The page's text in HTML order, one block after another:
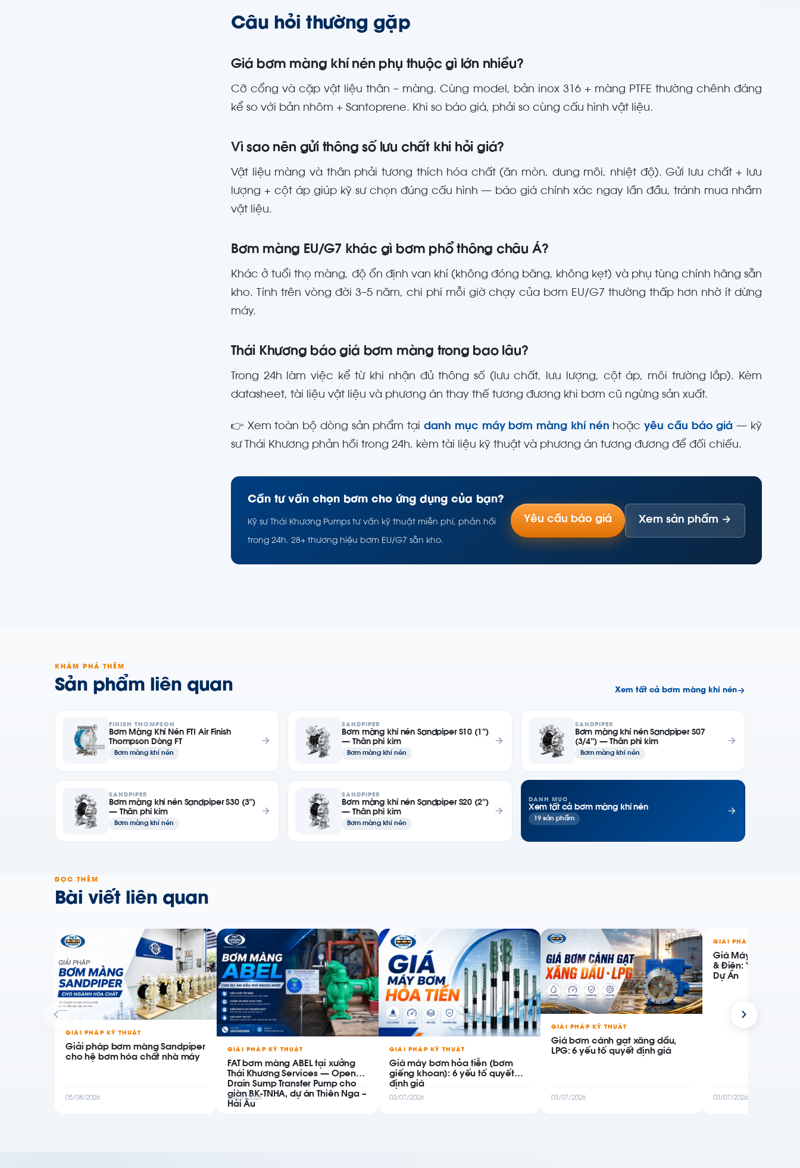
Câu hỏi thường gặp
Giá bơm màng khí nén phụ thuộc gì lớn nhiều?
Cỡ cổng và cặp vật liệu thân – màng. Cùng model, bản inox 316 + màng PTFE thường chênh đáng
kể so với bản nhôm + Santoprene. Khi so báo giá, phải so cùng cấu hình vật liệu.
Vì sao nên gửi thông số lưu chất khi hỏi giá?
Vật liệu màng và thân phải tương thích hóa chất (ăn mòn, dung môi, nhiệt độ). Gửi lưu chất + lưu
lượng + cột áp giúp kỹ sư chọn đúng cấu hình — báo giá chính xác ngay lần đầu, tránh mua nhầm
vật liệu.
Bơm màng EU/G7 khác gì bơm phổ thông châu Á?
Khác ở tuổi thọ màng, độ ổn định van khí (không đóng băng, không kẹt) và phụ tùng chính hãng sẵn
kho. Tính trên vòng đời 3–5 năm, chi phí mỗi giờ chạy của bơm EU/G7 thường thấp hơn nhờ ít dừng
máy.
Thái Khương báo giá bơm màng trong bao lâu?
Trong 24h làm việc kể từ khi nhận đủ thông số (lưu chất, lưu lượng, cột áp, môi trường lắp). Kèm
datasheet, tài liệu vật liệu và phương án thay thế tương đương khi bơm cũ ngừng sản xuất.
👉 Xem toàn bộ dòng sản phẩm tại danh mục máy bơm màng khí nén hoặcyêu cầu báo giá — kỹ
sư Thái Khương phản hồi trong 24h, kèm tài liệu kỹ thuật và phương án tương đương để đối chiếu.
Cần tư vấn chọn bơm cho ứng dụng của bạn?
Kỹ sư Thái Khương Pumps tư vấn kỹ thuật miễn phí, phản hồi
trong 24h. 28+ thương hiệu bơm EU/G7 sẵn kho.
Yêu cầu báo giá Xem sản phẩm →
KHÁM PHÁ THÊM
Sản phẩm liên quan Xem tất cả bơm màng khí nén
FINISH THOMPSON
Bơm Màng Khí Nén FTI Air Finish
Thompson Dòng FT
Bơm màng khí nén
SANDPIPER
Bơm màng khí nén Sandpiper S10 (1″)
— Thân phi kim
Bơm màng khí nén
SANDPIPER
Bơm màng khí nén Sandpiper S07
(3/4″) — Thân phi kim
Bơm màng khí nén
SANDPIPER
Bơm màng khí nén Sandpiper S30 (3″)
— Thân phi kim
Bơm màng khí nén
SANDPIPER
Bơm màng khí nén Sandpiper S20 (2″)
— Thân phi kim
Bơm màng khí nén
DANH MỤC
Xem tất cả bơm màng khí nén
19 sản phẩm
ĐỌC THÊM
Bài viết liên quan
GIẢI PHÁP KỸ THUẬT
Giải pháp bơm màng Sandpiper
cho hệ bơm hóa chất nhà máy
05/08/2026
GIẢI PHÁP KỸ THUẬT
FAT bơm màng ABEL tại xưởng
Thái Khương Services — Open
Drain Sump Transfer Pump cho
giàn BK-TNHA, dự án Thiên Nga –
Hải Âu
28/07/2026
GIẢI PHÁP KỸ THUẬT
Giá máy bơm hỏa tiễn (bơm
giếng khoan): 6 yếu tố quyết
định giá
03/07/2026
GIẢI PHÁP KỸ THUẬT
Giá bơm cánh gạt xăng dầu,
LPG: 6 yếu tố quyết định giá
03/07/2026
GIẢI PHÁP KỸ THUẬT
Giá Máy Bơm
& Điện: Yếu Tố Giá
Dự Án
03/07/2026